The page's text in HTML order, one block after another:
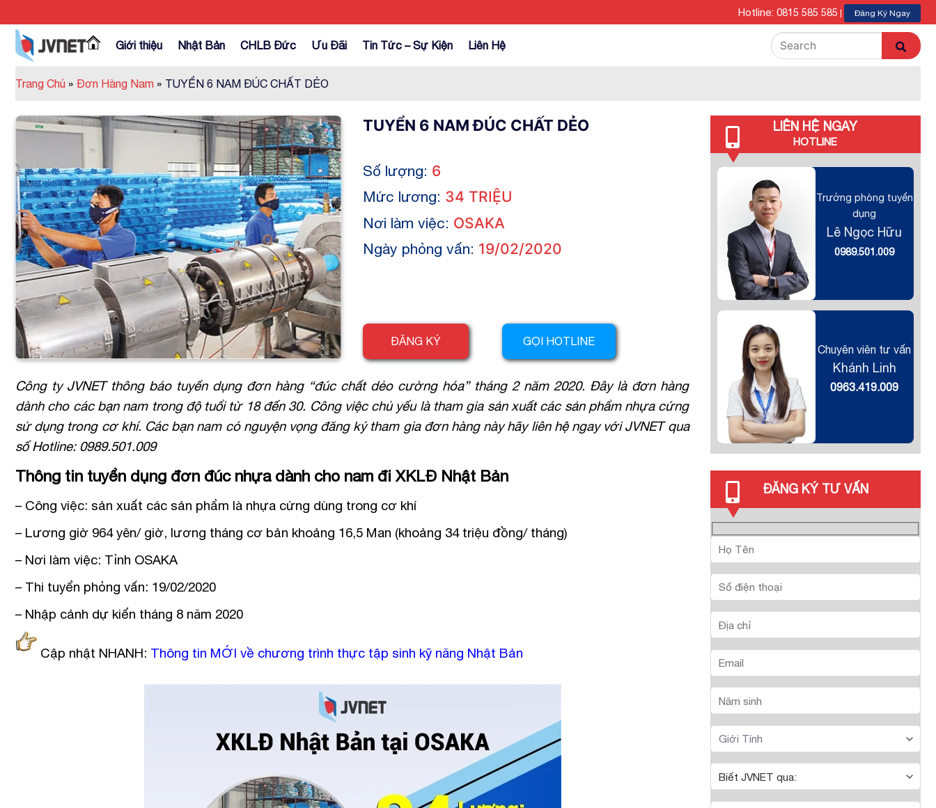
to
content
Hotline: 0815 585 585 Đăng Ký Ngay
Giới thiệu Nhật Bản CHLB Đức Ưu Đãi Tin Tức – Sự Kiện Liên Hệ
Trang Chủ » Đơn Hàng Nam » TUYỂN 6 NAM ĐÚC CHẤT DẺO
TUYỂN 6 NAM ĐÚC CHẤT DẺO
Số lượng: 6
Mức lương: 34 TRIỆU
Nơi làm việc: OSAKA
Ngày phỏng vấn: 19/02/2020
ĐĂNG KÝ GỌI HOTLINE
Công ty JVNET thông báo tuyển dụng đơn hàng “đúc chất dẻo cường hóa” tháng 2 năm 2020. Đây là đơn hàng
dành cho các bạn nam trong độ tuổi từ 18 đến 30. Công việc chủ yếu là tham gia sản xuất các sản phẩm nhựa cứng
sử dụng trong cơ khí. Các bạn nam có nguyện vọng đăng ký tham gia đơn hàng này hãy liên hệ ngay với JVNET qua
số Hotline: 0989.501.009
Thông tin tuyển dụng đơn đúc nhựa dành cho nam đi XKLĐ Nhật Bản
– Công việc: sản xuất các sản phẩm là nhựa cứng dùng trong cơ khí
– Lương giờ 964 yên/ giờ, lương tháng cơ bản khoảng 16,5 Man (khoảng 34 triệu đồng/ tháng)
– Nơi làm việc: Tỉnh OSAKA
– Thi tuyển phỏng vấn: 19/02/2020
– Nhập cảnh dự kiến tháng 8 năm 2020
Cập nhật NHANH: Thông tin MỚI về chương trình thực tập sinh kỹ năng Nhật Bản
LIÊN HỆ NGAY
HOTLINE
Trưởng phòng tuyển
dụng
Lê Ngọc Hữu
0989.501.009
Chuyên viên tư vấn
Khánh Linh
0963.419.009
ĐĂNG KÝ TƯ VẤN